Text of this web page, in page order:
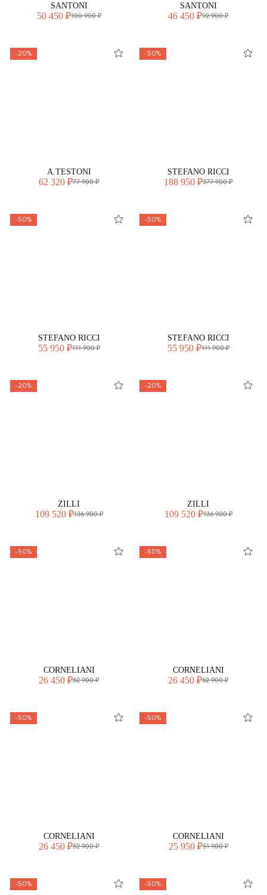
SANTONI
50 450 ₽100 900 ₽
SANTONI
46 450 ₽92 900 ₽
-20%
A.TESTONI
62 320 ₽77 900 ₽
-50%
STEFANO RICCI
188 950 ₽377 900 ₽
-50%
STEFANO RICCI
55 950 ₽111 900 ₽
-50%
STEFANO RICCI
55 950 ₽111 900 ₽
-20%
ZILLI
109 520 ₽136 900 ₽
-20%
ZILLI
109 520 ₽136 900 ₽
-50%
CORNELIANI
26 450 ₽52 900 ₽
-50%
CORNELIANI
26 450 ₽52 900 ₽
-50%
CORNELIANI
26 450 ₽52 900 ₽
-50%
CORNELIANI
25 950 ₽51 900 ₽
-50% -50%